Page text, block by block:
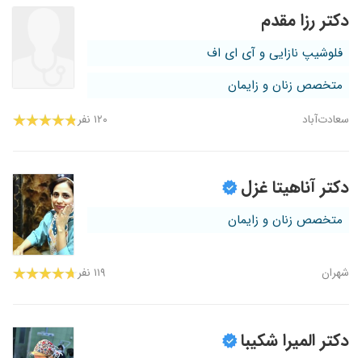
دکتر رزا مقدم
فلوشیپ نازایی و آی ای اف
متخصص زنان و زایمان
سعادت‌آباد ۱۲۰ نفر
دکتر آناهیتا غزل
متخصص زنان و زایمان
شهران ۱۱۹ نفر
دکتر المیرا شکیبا